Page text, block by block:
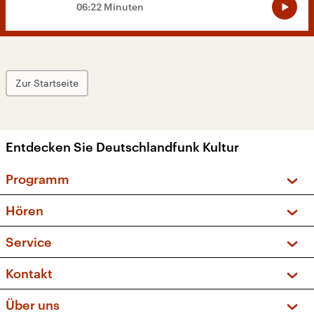
06:22 Minuten
Zur Startseite
Entdecken Sie Deutschlandfunk Kultur
Programm
Sendungen und Podcasts
Musikliste
Kakadu – Das Kinderprogramm
Hören
Frequenzen (UKW + DAB+)
Service
FAQ
Apps
Newsletter
Kontakt
Über uns